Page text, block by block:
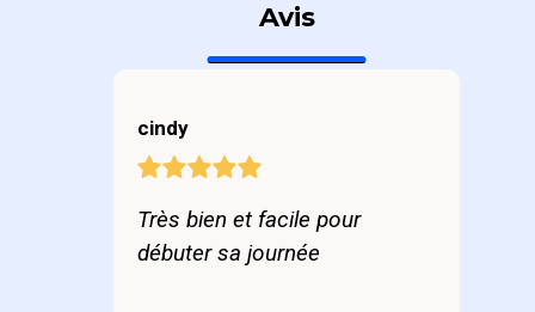
Avis
cindy
Très bien et facile pour
débuter sa journée